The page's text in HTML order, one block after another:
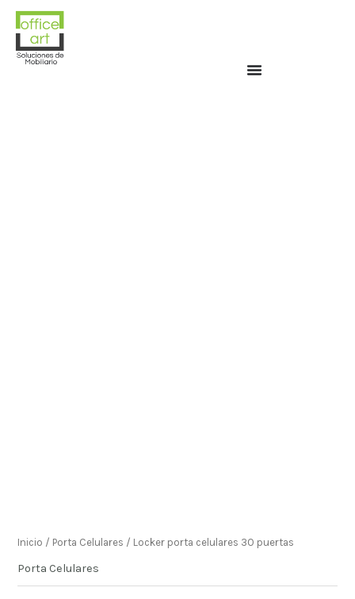
Inicio / Porta Celulares / Locker porta celulares 30 puertas
Porta Celulares